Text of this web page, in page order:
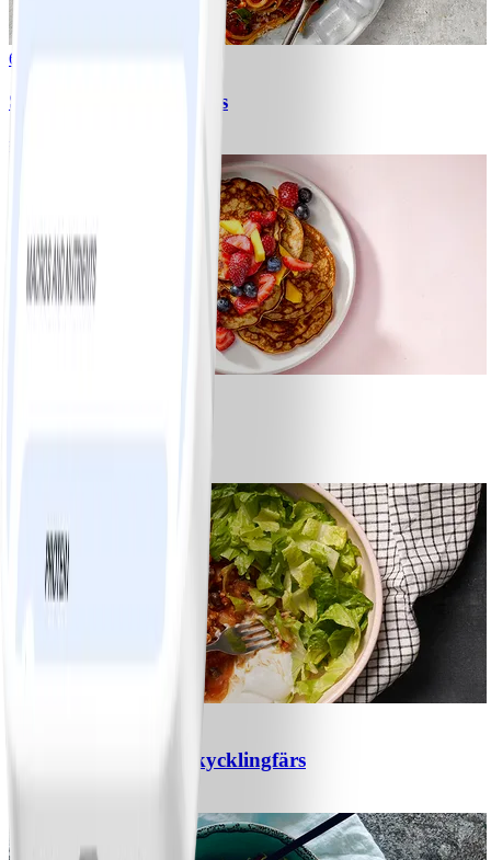
6
Spagetti med köttfärssås
#
Chili con carne med kycklingfärs